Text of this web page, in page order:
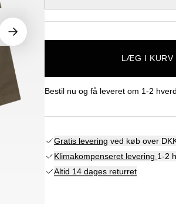
LÆG I KURV
Bestil nu og få leveret om 1-2
Gratis levering ved køb over
Klimakompenseret levering 1-2
Altid 14 dages returret